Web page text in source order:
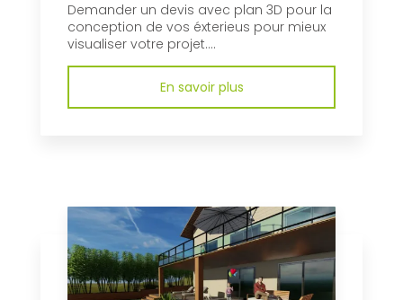
Demander un devis avec plan 3D pour la
conception de vos éxterieus pour mieux
visualiser votre projet....
En savoir plus